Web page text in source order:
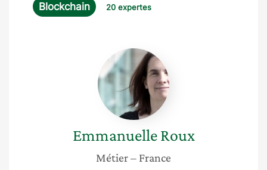
Blockchain 20 expertes
Emmanuelle
Roux
Emmanuelle Roux
Métier– France